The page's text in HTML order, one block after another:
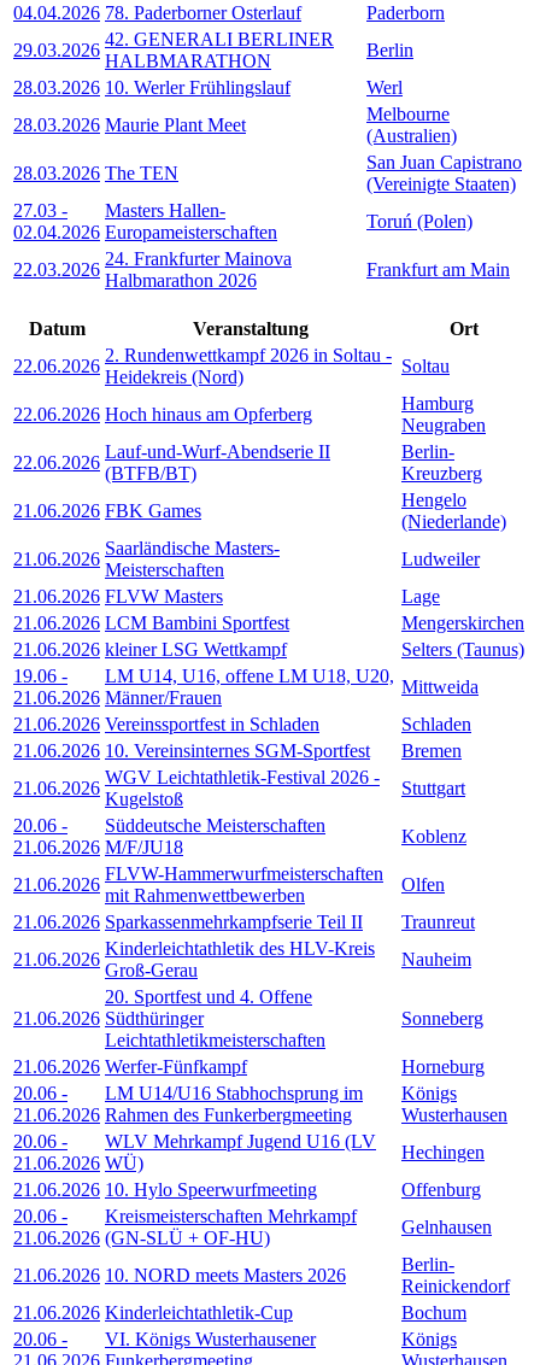
04.04.2026 78. Paderborner Osterlauf
Paderborn
29.03.2026
42. GENERALI BERLINER
HALBMARATHON
Berlin
28.03.2026 10. Werler Frühlingslauf
Werl
28.03.2026 Maurie Plant Meet
Melbourne
(Australien)
28.03.2026 The TEN
San Juan Capistrano
(Vereinigte Staaten)
27.03 -
02.04.2026
Masters Hallen-
Europameisterschaften
Toruń (Polen)
22.03.2026
24. Frankfurter Mainova
Halbmarathon 2026
Frankfurt am Main
Datum Veranstaltung
Ort
22.06.2026
2. Rundenwettkampf 2026 in Soltau -
Heidekreis (Nord)
Soltau
22.06.2026 Hoch hinaus am Opferberg
Hamburg
Neugraben
22.06.2026
Lauf-und-Wurf-Abendserie II
(BTFB/BT)
Berlin-
Kreuzberg
21.06.2026 FBK Games
Hengelo
(Niederlande)
21.06.2026
Saarländische Masters-
Meisterschaften
Ludweiler
21.06.2026 FLVW Masters
Lage
21.06.2026 LCM Bambini Sportfest
Mengerskirchen
21.06.2026 kleiner LSG Wettkampf
Selters (Taunus)
19.06 -
21.06.2026
LM U14, U16, offene LM U18, U20,
Männer/Frauen
Mittweida
21.06.2026 Vereinssportfest in Schladen
Schladen
21.06.2026 10. Vereinsinternes SGM-Sportfest
Bremen
21.06.2026
WGV Leichtathletik-Festival 2026 -
Kugelstoß
Stuttgart
20.06 -
21.06.2026
Süddeutsche Meisterschaften
M/F/JU18
Koblenz
21.06.2026
FLVW-Hammerwurfmeisterschaften
mit Rahmenwettbewerben
Olfen
21.06.2026 Sparkassenmehrkampfserie Teil II
Traunreut
21.06.2026
Kinderleichtathletik des HLV-Kreis
Groß-Gerau
Nauheim
21.06.2026
20. Sportfest und 4. Offene
Südthüringer
Leichtathletikmeisterschaften
Sonneberg
21.06.2026 Werfer-Fünfkampf
Horneburg
20.06 -
21.06.2026
LM U14/U16 Stabhochsprung im
Rahmen des Funkerbergmeeting
Königs
Wusterhausen
20.06 -
21.06.2026
WLV Mehrkampf Jugend U16 (LV
WÜ)
Hechingen
21.06.2026 10. Hylo Speerwurfmeeting
Offenburg
20.06 -
21.06.2026
Kreismeisterschaften Mehrkampf
(GN-SLÜ + OF-HU)
Gelnhausen
21.06.2026 10. NORD meets Masters 2026
Berlin-
Reinickendorf
21.06.2026 Kinderleichtathletik-Cup
Bochum
20.06 -
21.06.2026
VI. Königs Wusterhausener
Funkerbergmeeting
Königs
Wusterhausen